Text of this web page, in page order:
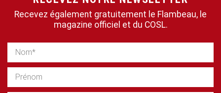
Recevez également gratuitement le Flambeau, le
magazine officiel et du COSL.